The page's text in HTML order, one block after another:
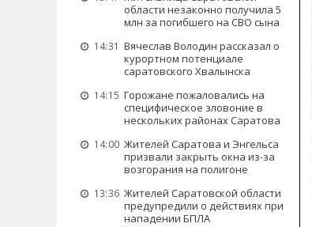
области незаконно получила 5
млн за погибшего на СВО сына
14:31 Вячеслав Володин рассказал о
курортном потенциале
саратовского Хвалынска
14:15 Горожане пожаловались на
специфическое зловоние в
нескольких районах Саратова
14:00 Жителей Саратова и Энгельса
призвали закрыть окна из-за
возгорания на полигоне
13:36 Жителей Саратовской области
предупредили о действиях при
нападении БПЛА